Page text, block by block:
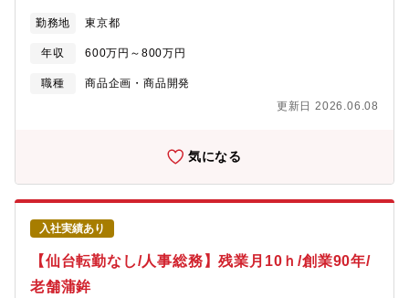
企業」第1位！※世界初のインスタントラーメン「チキンラーメ
ン」や「カップヌードル」「どん兵衛」「U.F.O.」など、誰もが
知る即席めんブランドをさらに拡大させる活躍を期待します。日
清食品では、製品の企画開発からプロモーションなどすべての工
ド戦略に一気通貫して携わることが出来、マーケターとして自分
想から実現まで非常にスピード感をもって行われるため、多くの
企画や商品の経験を積むことが出来ます。経営層との距離も近
く、自分がやりたい企画は毎週の定例会議で社長に直接プレゼン
を行い、実際に世に出すためのブラッシュアップをしていきま
す。理論やデータに基づいたロジカルな考えと、それをユニーク
にアウトプットするクリエイティブ力の両方が求められる、マー
ケターとして非常に成長できる環境です。日清食品のマーケター
は全員が「ブランド経営者」でもあり、どこにいっても通用する
ビジネス力が身に付きます。近年では国内で経験を積み、若くし
勤務地 東京都
年収 600万円～800万円
職種
商品企画・商品開発
更新日 2026.06.08
気になる
入社実績あり
【仙台転勤なし/人事総務】残業月10ｈ/創業90年/
老舗蒲鉾